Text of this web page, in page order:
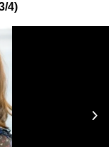
4)